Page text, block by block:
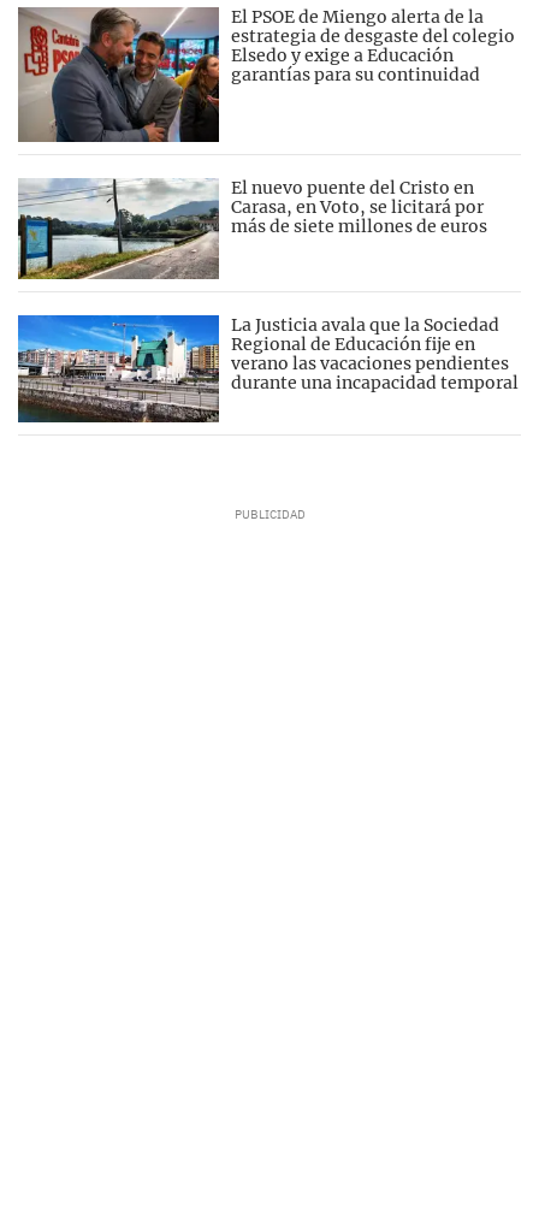
El PSOE de Miengo alerta de la
estrategia de desgaste del colegio
Elsedo y exige a Educación
garantías para su continuidad
El nuevo puente del Cristo en
Carasa, en Voto, se licitará por
más de siete millones de euros
La Justicia avala que la Sociedad
Regional de Educación fije en
verano las vacaciones pendientes
durante una incapacidad temporal